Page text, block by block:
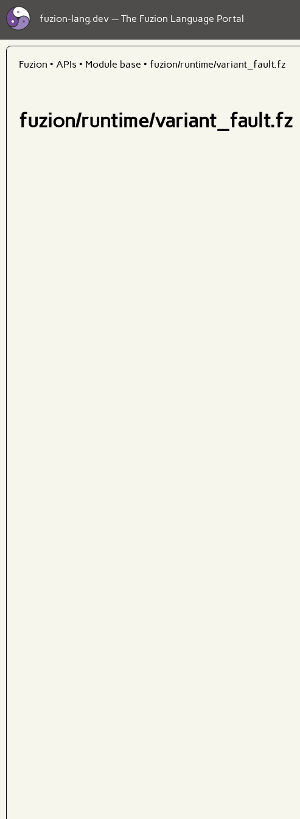
fuzion-lang.dev — The Fuzion Language Portal
Fuzion • APIs • Module base • fuzion/runtime/variant_fault.fz
fuzion/runtime/variant_fault.fz